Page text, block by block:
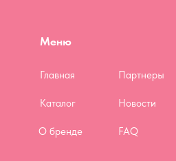
Меню
Главная
Каталог
О бренде
Партнеры
Новости
FAQ